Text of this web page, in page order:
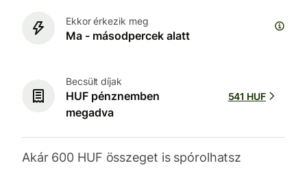
Ekkor érkezik meg
Ma - másodpercek alatt
Becsült díjak
HUF pénznemben
megadva
541 HUF
Akár 600 HUF összeget is spórolhatsz